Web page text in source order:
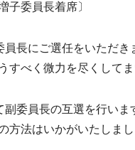
委員長着席〕
長にご選任をいただき
べく微力を尽くして
委員長の互選を行いま
法はいかがいたしまし